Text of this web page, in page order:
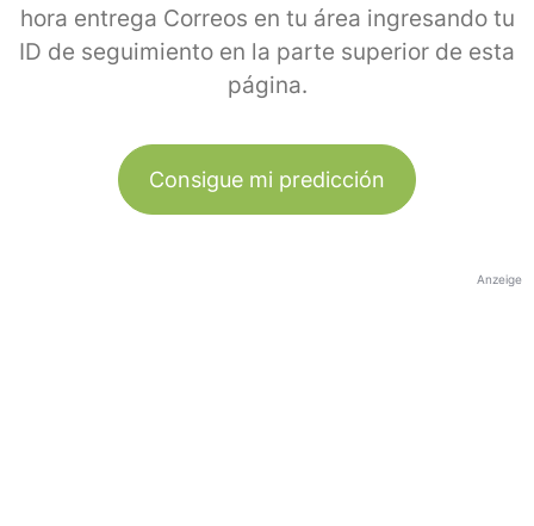
hora entrega Correos en tu área ingresando tu
ID de seguimiento en la parte superior de esta
página.
Consigue mi predicción
Anzeige